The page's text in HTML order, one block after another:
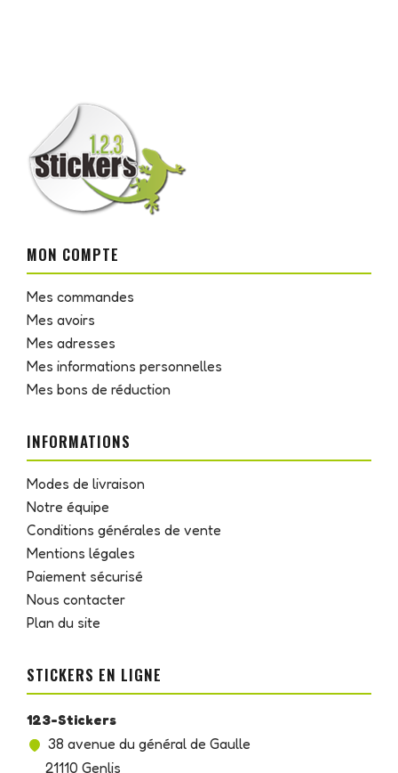
MON COMPTE
Mes commandes
Mes avoirs
Mes adresses
Mes informations personnelles
Mes bons de réduction
INFORMATIONS
Modes de livraison
Notre équipe
Conditions générales de vente
Mentions légales
Paiement sécurisé
Nous contacter
Plan du site
STICKERS EN LIGNE
123-Stickers
38 avenue du général de Gaulle
21110 Genlis